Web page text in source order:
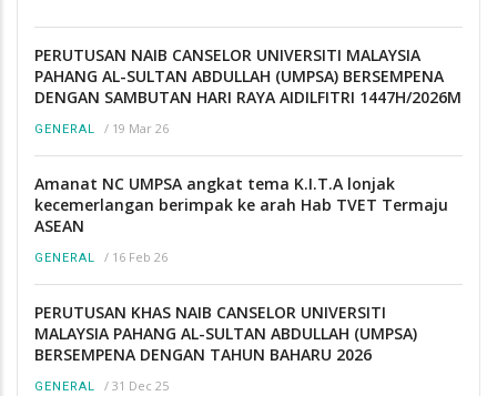
PERUTUSAN NAIB CANSELOR UNIVERSITI MALAYSIA
PAHANG AL-SULTAN ABDULLAH (UMPSA) BERSEMPENA
DENGAN SAMBUTAN HARI RAYA AIDILFITRI 1447H/2026M
GENERAL / 19 Mar 26
Amanat NC UMPSA angkat tema K.I.T.A lonjak
kecemerlangan berimpak ke arah Hab TVET Termaju
ASEAN
GENERAL / 16 Feb 26
PERUTUSAN KHAS NAIB CANSELOR UNIVERSITI
MALAYSIA PAHANG AL-SULTAN ABDULLAH (UMPSA)
BERSEMPENA DENGAN TAHUN BAHARU 2026
GENERAL / 31 Dec 25